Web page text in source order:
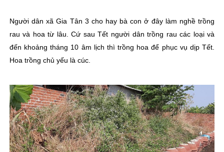
Người dân xã Gia Tân 3 cho hay bà con ở đây làm nghề trồng
rau và hoa từ lâu. Cứ sau Tết người dân trồng rau các loại và
đến khoảng tháng 10 âm lịch thì trồng hoa để phục vụ dịp Tết.
Hoa trồng chủ yếu là cúc.